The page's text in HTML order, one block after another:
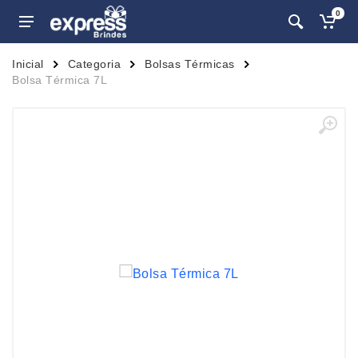
0
Inicial Categoria
Bolsas Térmicas
Bolsa Térmica 7L